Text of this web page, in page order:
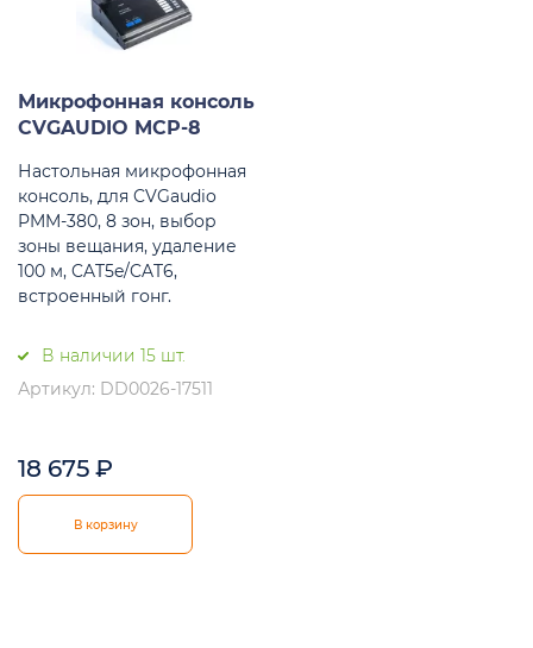
Микрофонная консоль
CVGAUDIO MCP-8
Настольная микрофонная
консоль, для CVGaudio
PMM-380, 8 зон, выбор
зоны вещания, удаление
100 м, CAT5e/CAT6,
встроенный гонг.
В наличии 15 шт.
Артикул: DD0026-17511
18 675 ₽
В корзину